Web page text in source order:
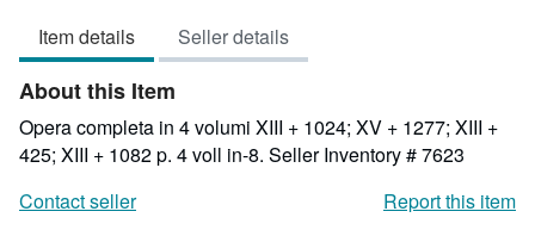
stars
Item details Seller details
About this Item
Opera completa in 4 volumi XIII + 1024; XV + 1277; XIII +
425; XIII + 1082 p. 4 voll in-8. Seller Inventory # 7623
Contact seller
Report this item